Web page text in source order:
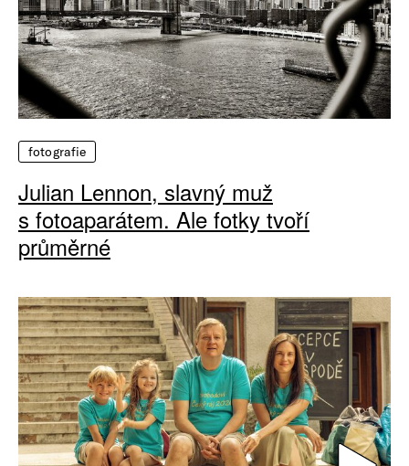
fotografie
Julian Lennon, slavný muž
s fotoaparátem. Ale fotky tvoří
průměrné